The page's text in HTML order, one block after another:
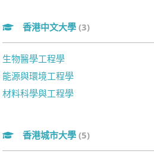
香港中文大學 (3)
生物醫學工程學
能源與環境工程學
材料科學與工程學
香港城市大學 (5)